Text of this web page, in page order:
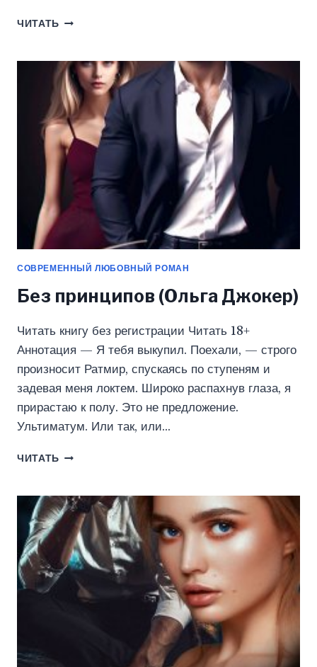
ЧИТАТЬ КОПИЯ
(ОЛЬГА
ДЖОКЕР)
СОВРЕМЕННЫЙ ЛЮБОВНЫЙ РОМАН
Без принципов (Ольга Джокер)
Читать книгу без регистрации Читать 18+
Аннотация — Я тебя выкупил. Поехали, — строго
произносит Ратмир, спускаясь по ступеням и
задевая меня локтем. Широко распахнув глаза, я
прирастаю к полу. Это не предложение.
Ультиматум. Или так, или…
ЧИТАТЬ БЕЗ
ДЖОКЕР)